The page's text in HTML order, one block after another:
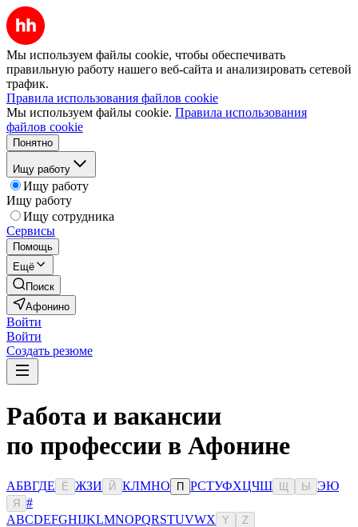
Мы используем файлы cookie, чтобы обеспечивать
правильную работу нашего веб-сайта и анализировать сетевой
трафик.
Правила использования файлов cookie
Мы используем файлы cookie. Правила использования
файлов cookie
Понятно
Ищу работу
Ищу работу
Ищу работу
Ищу сотрудника
Сервисы
Помощь
Ещё
Поиск
Афонино
Войти
Войти
Создать резюме
Работа и вакансии
по профессии в Афонине
АБВГДЕ Ё ЖЗИ Й КЛМНО П РСТУФХЦЧШ Ы ЭЮ
Я
#
ABCDEFGHIJKLMNOPQRSTUVWX Y Z